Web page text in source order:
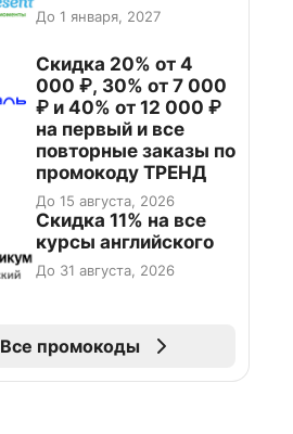
До 1 января, 2027
Скидка 20% от 4
000 ₽, 30% от 7 000
₽ и 40% от 12 000 ₽
на первый и все
повторные заказы по
промокоду ТРЕНД
До 15 августа, 2026
Скидка 11% на все
курсы английского
До 31 августа, 2026
Все промокоды